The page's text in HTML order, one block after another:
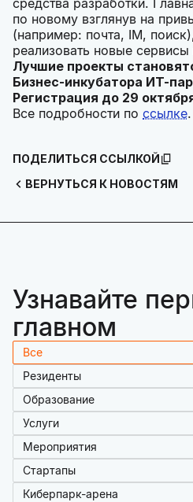
средства разработки.
по новому взглянув на
(например: почта, IM,
реализовать новые
Лучшие проекты
Бизнес-инкубатора ИТ-
Регистрация до 29
Все подробности по ссылке.
ВЕРНУТЬСЯ К НОВОСТЯМ
ПОДЕЛИТЬСЯ ССЫЛКОЙ
Узнавайте
главном
Все
Резиденты
Образование
Услуги
Мероприятия
Стартапы
Киберпарк-арена